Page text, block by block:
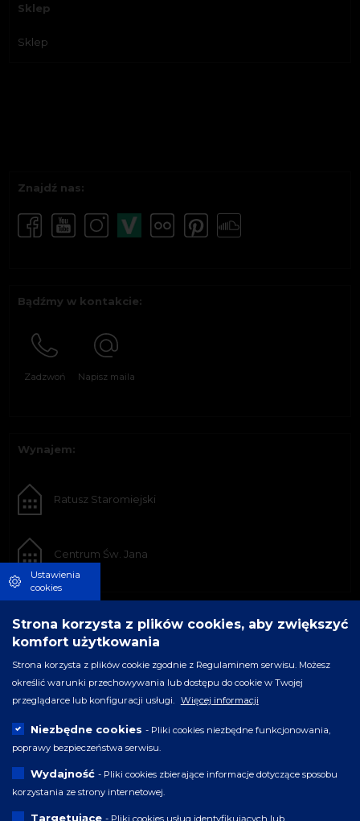
Sklep
Sklep
Znajdź nas:
Bądźmy w kontakcie:
Zadzwoń Napisz maila
Wynajem:
Ratusz Staromiejski
Centrum Św. Jana
Ustawienia
cookies
Strona korzysta z plików cookies, aby zwiększyć
komfort użytkowania
Strona korzysta z plików cookie zgodnie z Regulaminem serwisu. Możesz
określić warunki przechowywania lub dostępu do cookie w Twojej
przeglądarce lub konfiguracji usługi.
Więcej informacji
Niezbędne cookies - Pliki cookies niezbędne funkcjonowania,
poprawy bezpieczeństwa serwisu.
Wydajność - Pliki cookies zbierające informacje dotyczące sposobu
korzystania ze strony internetowej.
Targetujące - Pliki cookies usług identyfikujących lub